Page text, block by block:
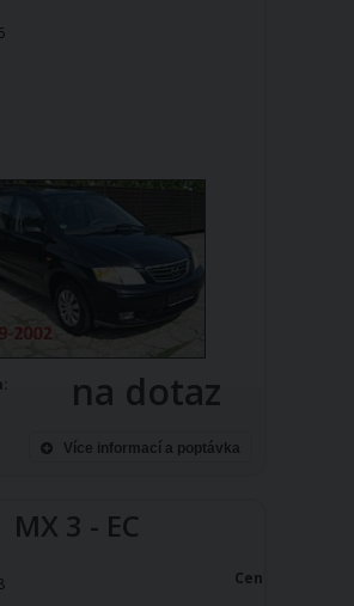
na dotaz
Více informací a poptávka
MX 3 - EC
Cena: